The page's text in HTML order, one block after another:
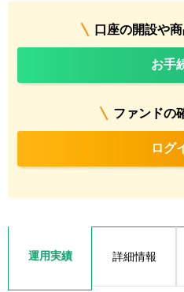
口座の開設や
お手
ファンドの
ログ
運用実績 詳細情報